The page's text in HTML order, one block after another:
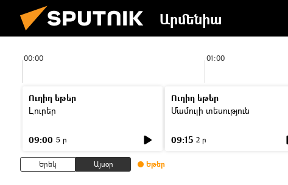
Արմենիա
00:00 01:00
Ուղիղ եթեր
Լուրեր
09:00 5 ր
Ուղիղ եթեր
Մամուլի տեսություն
09:15 2 ր
Երեկ Այսօր Եթեր